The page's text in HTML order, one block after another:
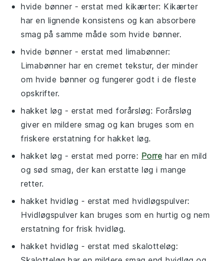
hvide bønner - erstat medkikærter: Kikærter
har en lignende konsistens og kan absorbere
smag på samme måde som hvide bønner.
hvide bønner - erstat medlimabønner:
Limabønner har en cremet tekstur, der minder
om hvide bønner og fungerer godt i de fleste
opskrifter.
hakket løg - erstat medforårsløg: Forårsløg
giver en mildere smag og kan bruges som en
friskere erstatning for hakket løg.
hakket løg - erstat medporre: Porre har en mild
og sød smag, der kan erstatte løg i mange
retter.
hakket hvidløg - erstat medhvidløgspulver:
Hvidløgspulver kan bruges som en hurtig og nem
erstatning for frisk hvidløg.
hakket hvidløg - erstat medskalotteløg: